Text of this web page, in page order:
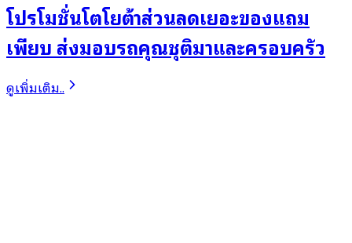
โปรโมชั่นโตโยต้าส่วนลดเยอะของแถม
เพียบ ส่งมอบรถคุณชุติมาและครอบครัว
ดูเพิ่มเติม..